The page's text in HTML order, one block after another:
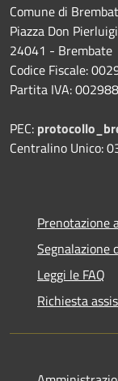
Comune di
Piazza Don
24041 - Brembate
Codice Fiscale:
Partita IVA:
PEC:
Centralino Unico:
Prenotazione
Segnalazione
Leggi le FAQ
Richiesta